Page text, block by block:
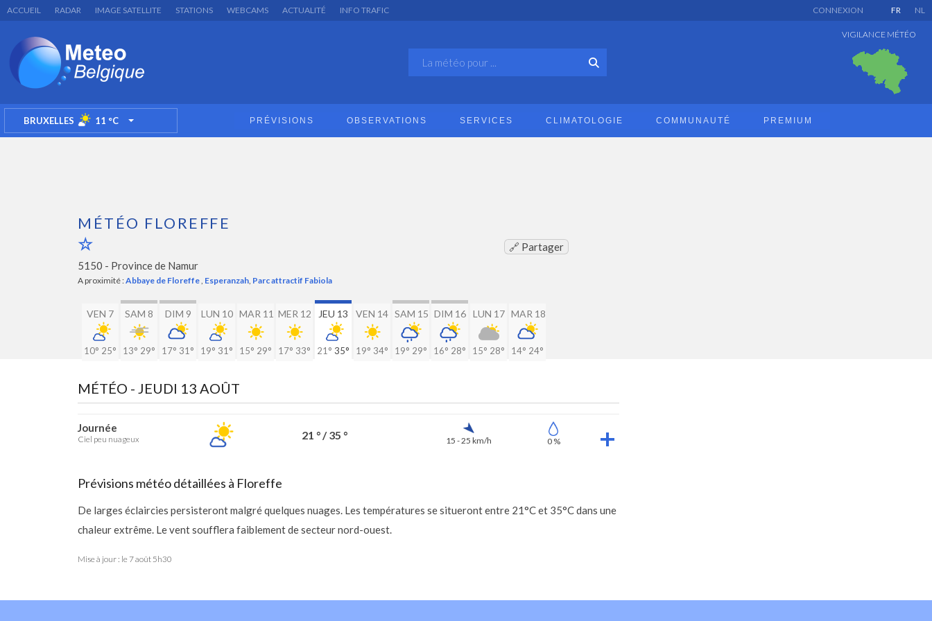
ACCUEIL RADAR IMAGE SATELLITE STATIONS WEBCAMS ACTUALITÉ INFO TRAFIC FR NL
CONNEXION
VIGILANCE MÉTÉO
BRUXELLES 11 °C TOGGLE DROPDOWN PRÉVISIONS OBSERVATIONS SERVICES CLIMATOLOGIE COMMUNAUTÉ PREMIUM
MÉTÉO FLOREFFE
🔗 Partager
5150 - Province de Namur
A proximité :Abbaye de Floreffe, Esperanzah, Parc attractif Fabiola
VEN 7
10° 25°
SAM 8
13° 29°
DIM 9
17° 31°
LUN 10
19° 31°
MAR 11
15° 29°
MER 12
17° 33°
JEU 13
21° 35°
VEN 14
19° 34°
SAM 15
19° 29°
DIM 16
16° 28°
LUN 17
15° 28°
MAR 18
14° 24°
MÉTÉO - JEUDI 13 AOÛT
Journée
Ciel peu nuageux 21 ° / 35 ° 15 - 25 km/h 0 %
Prévisions météo détaillées à Floreffe
De larges éclaircies persisteront malgré quelques nuages. Les températures se situeront entre 21°C et 35°C dans une
chaleur extrême. Le vent soufflera faiblement de secteur nord-ouest.
Mise à jour : le 7 août 5h30